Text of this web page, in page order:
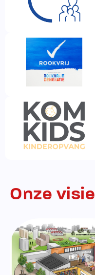
Onze visie